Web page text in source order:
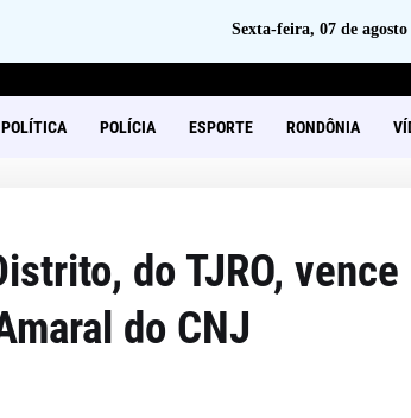
Sexta-feira, 07 de agosto
POLÍTICA POLÍCIA ESPORTE RONDÔNIA
do TJRO,
do CNJ